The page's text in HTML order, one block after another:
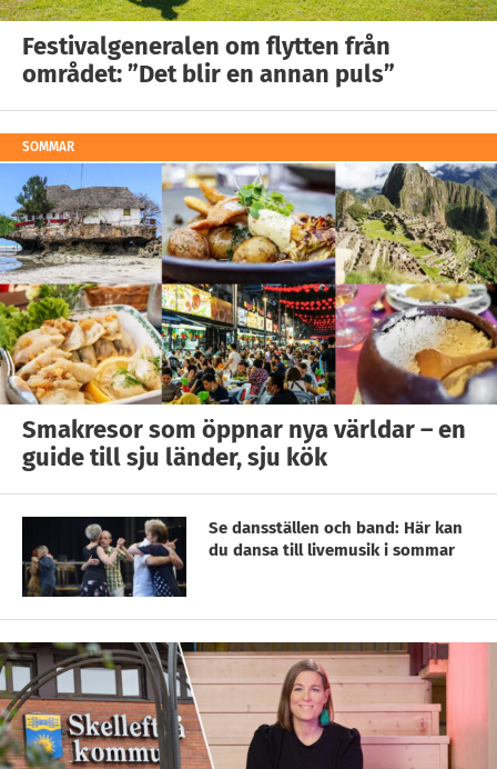
Festivalgeneralen om flytten från
området: ”Det blir en annan puls”
SOMMAR
Smakresor som öppnar nya världar – en
guide till sju länder, sju kök
Se dansställen och band: Här kan
du dansa till livemusik i sommar